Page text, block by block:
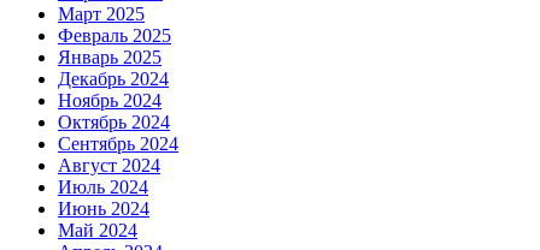
Март 2025
Февраль 2025
Январь 2025
Декабрь 2024
Ноябрь 2024
Октябрь 2024
Сентябрь 2024
Август 2024
Июль 2024
Июнь 2024
Май 2024